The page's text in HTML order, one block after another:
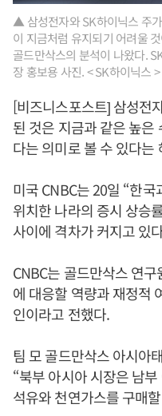
▲ 삼성전자와 SK하이닉스 주
이 지금처럼 유지되기 어려울
골드만삭스의 분석이 나왔다.
장 홍보용 사진. < SK하이닉스 >
[비즈니스포스트] 삼성전
된 것은 지금과 같은 높은
다는 의미로 볼 수 있다는
미국 CNBC는 20일 “한
위치한 나라의 증시 상승
사이에 격차가 커지고 있
CNBC는 골드만삭스 연
에 대응할 역량과 재정적
인이라고 전했다.
팀 모 골드만삭스 아시아
“북부 아시아 시장은 남
석유와 천연가스를 구매